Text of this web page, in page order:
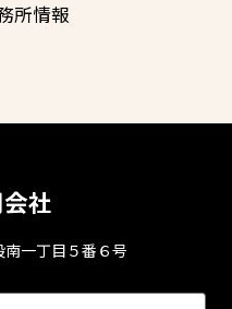
所情報
社
⼀丁⽬５番６号